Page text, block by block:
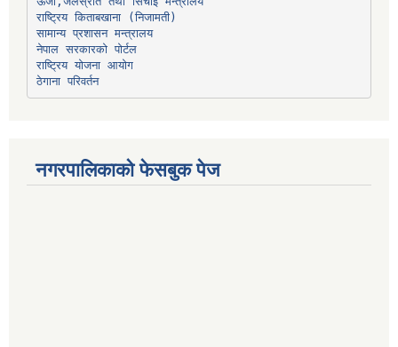
सामान्य प्रशासन मन्त्रालय
नेपाल सरकारको पोर्टल
राष्ट्रिय योजना आयोग
ठेगाना परिवर्तन
नगरपालिकाको फेसबुक पेज